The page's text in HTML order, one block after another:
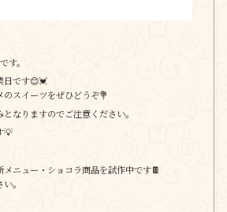
す。
日です😊💓
スイーツをぜひどうぞ💐
なりますのでご注意ください。
💡
ニュー・ショコラ商品を試作中です🍫
。